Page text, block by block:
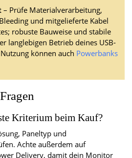
– Prüfe Materialverarbeitung,
und mitgelieferte Kabel
robuste Bauweise und stabile
langlebigen Betrieb deines USB-
können auch Powerbanks
Kriterium beim Kauf?
Paneltyp und
Achte außerdem auf
Delivery, damit dein Monitor